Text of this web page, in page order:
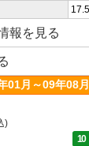
報を見る
01月～09年08
)
10